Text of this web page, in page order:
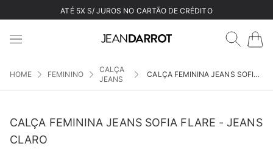
ATÉ 5X S/ JUROS NO CARTÃO DE CRÉDITO
FEMININO
CALÇA
JEANS
CALÇA FEMININA JEANS SOFIA FLARE - JEANS CLARO
CALÇA FEMININA JEANS SOFIA FLARE - JEANS
CLARO